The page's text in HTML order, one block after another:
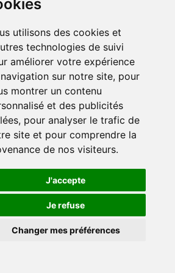
utilisons des cookies et
technologies de suivi
améliorer votre expérience
sur notre site, pour
montrer un contenu
et des publicités
pour analyser le trafic de
site et pour comprendre la
de nos visiteurs.
J'accepte
Je refuse
Changer mes préférences
information)